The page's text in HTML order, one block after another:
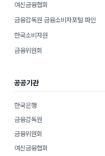
여신금융협회
금융감독원 금융소비자포털 파인
한국소비자원
금융위원회
공공기관
한국은행
금융감독원
금융위원회
여신금융협회